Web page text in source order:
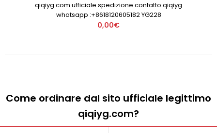
qiqiyg.com ufficiale spedizione contatto qiqiyg
whatsapp :+8618120605182 YG228
0,00€
Come ordinare dal sito ufficiale legittimo
qiqiyg.com?